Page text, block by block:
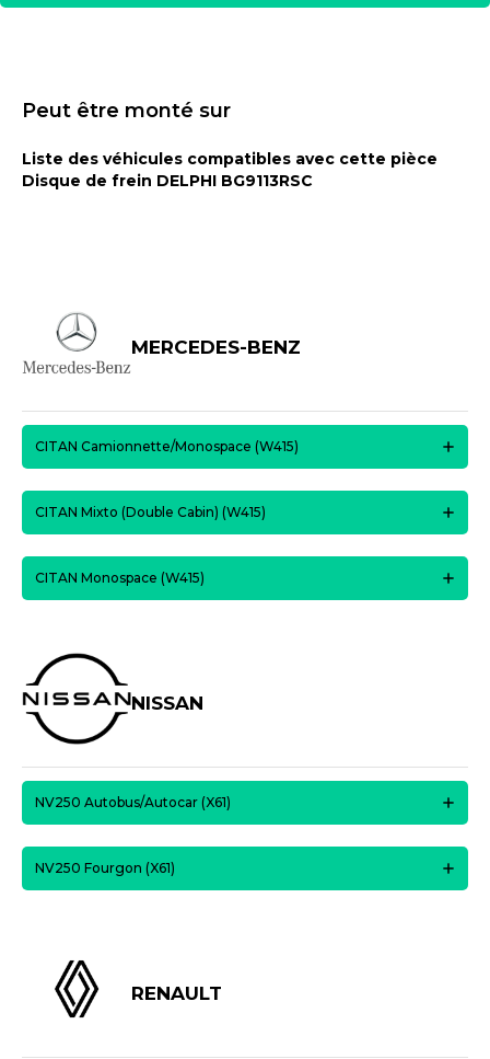
Peut être monté sur
Liste des véhicules compatibles avec cette pièce
Disque de frein DELPHI BG9113RSC
MERCEDES-BENZ
CITAN Camionnette/Monospace (W415)
CITAN Mixto (Double Cabin) (W415)
CITAN Monospace (W415)
NISSAN
NV250 Autobus/Autocar (X61)
NV250 Fourgon (X61)
RENAULT